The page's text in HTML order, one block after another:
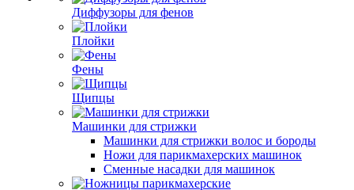
Диффузоры для фенов
Плойки
Фены
Щипцы
Машинки для стрижки
Машинки для стрижки волос и бороды
Ножи для парикмахерских машинок
Сменные насадки для машинок